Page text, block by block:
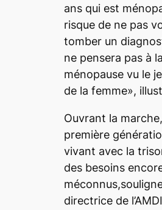
ans qui est
risque de ne pas
tomber un
ne pensera pas à la
ménopause vu le
de la femme»,
Ouvrant la
première
vivant avec la
des besoins
directrice de